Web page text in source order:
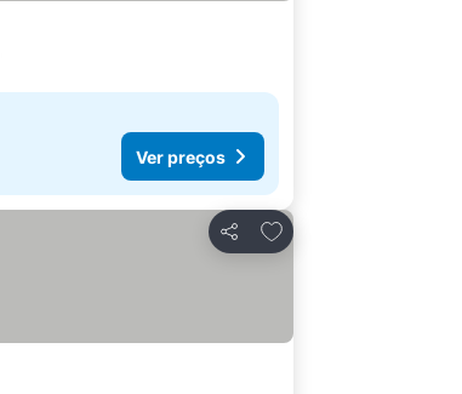
Ver preços
Partilhar
Adicionar aos favoritos